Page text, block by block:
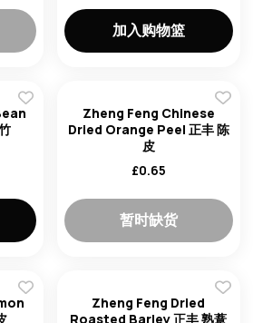
加入购物篮
Zheng Feng Chinese
Dried Orange Peel 正丰 陈
皮
£0.65
暂时缺货
Zheng Feng Dried
Roasted Barley 正丰 熟薏